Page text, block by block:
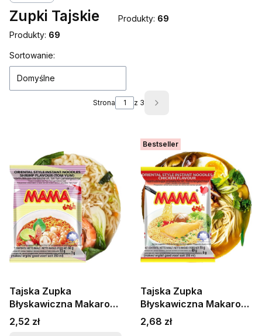
Zupki Tajskie Produkty: 69
Produkty: 69
Lista produktów
Sortowanie:
Domyślne
Strona z 3 Następne produkty
Tajska Zupka
Błyskawiczna Makaron
Instant Krewetkowa
Tom Yum Ostra 60g
Cena
2,52 zł
Bestseller
Tajska Zupka
Błyskawiczna Makaron
Instant Bulion Kurczak
Chicken 55g MAMA
Cena
2,68 zł